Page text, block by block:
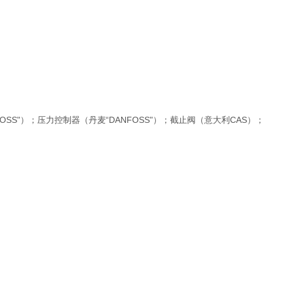
）；压力控制器（丹麦“DANFOSS"）；截止阀（意大利CAS）；